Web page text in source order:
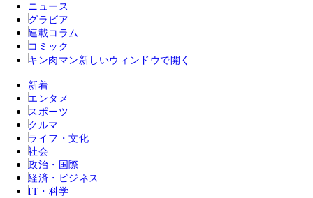
ニュース
グラビア
連載コラム
コミック
キン肉マン 新しいウィンドウで開く
新着
エンタメ
スポーツ
クルマ
ライフ・文化
社会
政治・国際
経済・ビジネス
IT・科学